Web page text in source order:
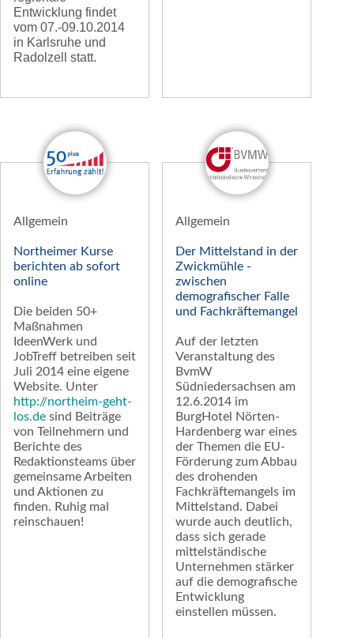
Entwicklung findet
vom 07.-09.10.2014
in Karlsruhe und
Radolzell statt.
Allgemein
Northeimer Kurse
berichten ab sofort
online
Die beiden 50+
Maßnahmen
IdeenWerk und
JobTreff betreiben seit
Juli 2014 eine eigene
Website. Unter
http://northeim-geht-
los.de sind Beiträge
von Teilnehmern und
Berichte des
Redaktionsteams über
gemeinsame Arbeiten
und Aktionen zu
finden. Ruhig mal
reinschauen!
Allgemein
Der Mittelstand in der
Zwickmühle -
zwischen
demografischer Falle
und Fachkräftemangel
Auf der letzten
Veranstaltung des
BvmW
Südniedersachsen am
12.6.2014 im
BurgHotel Nörten-
Hardenberg war eines
der Themen die EU-
Förderung zum Abbau
des drohenden
Fachkräftemangels im
Mittelstand. Dabei
wurde auch deutlich,
dass sich gerade
mittelständische
Unternehmen stärker
auf die demografische
Entwicklung
einstellen müssen.